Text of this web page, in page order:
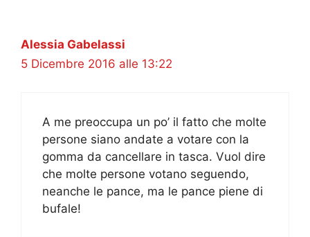
Alessia Gabelassi
5 Dicembre 2016 alle 13:22
A me preoccupa un po’ il fatto che molte
persone siano andate a votare con la
gomma da cancellare in tasca. Vuol dire
che molte persone votano seguendo,
neanche le pance, ma le pance piene di
bufale!